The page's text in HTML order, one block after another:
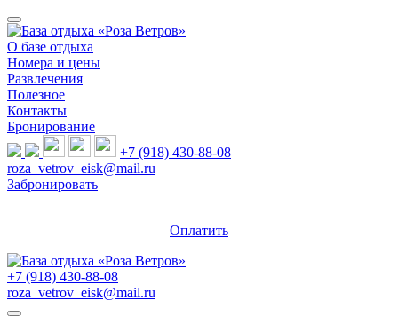
О базе отдыха
Номера и цены
Развлечения
Полезное
Контакты
Бронирование
+7 (918) 430-88-08
roza_vetrov_eisk@mail.ru
Забронировать
Оплатить
+7 (918) 430-88-08
roza_vetrov_eisk@mail.ru